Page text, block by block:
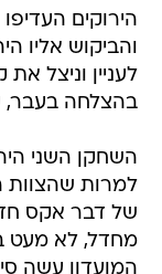
הירוקים
והביקוש אליו
לעניין וניצל
בהצלחה בעבר,
השחקן השני
למרות שהצוות
של דבר אקס
מחדל, לא מעט
המועדון עשה